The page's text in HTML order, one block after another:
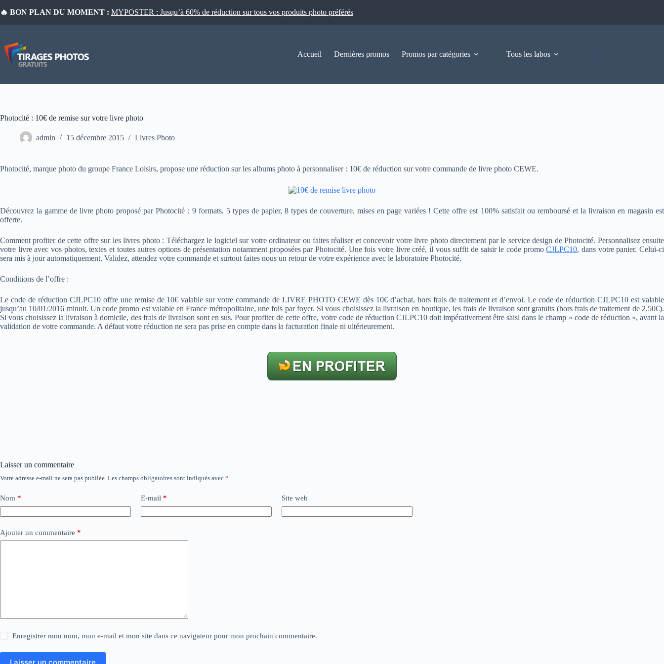
au
🔥 BON PLAN DU MOMENT : MYPOSTER : Jusqu’à 60% de réduction sur tous vos produits photo préférés
Accueil Dernières promos Promos par catégories Tous les labos
Photocité : 10€ de remise sur votre livre photo
admin 15 décembre 2015 Livres Photo
Photocité, marque photo du groupe France Loisirs, propose une réduction sur les albums photo à personnaliser : 10€ de réduction sur votre commande de livre photo CEWE.
Découvrez la gamme de livre photo proposé par Photocité : 9 formats, 5 types de papier, 8 types de couverture, mises en page variées ! Cette offre est 100% satisfait ou remboursé et la livraison en magasin est
offerte.
Comment profiter de cette offre sur les livres photo : Téléchargez le logiciel sur votre ordinateur ou faites réaliser et concevoir votre livre photo directement par le service design de Photocité. Personnalisez ensuite
votre livre avec vos photos, textes et toutes autres options de présentation notamment proposées par Photocité. Une fois votre livre créé, il vous suffit de saisir le code promoCJLPC10, dans votre panier. Celui-ci
sera mis à jour automatiquement. Validez, attendez votre commande et surtout faites nous un retour de votre expérience avec le laboratoire Photocité.
Conditions de l’offre :
Le code de réduction CJLPC10 offre une remise de 10€ valable sur votre commande de LIVRE PHOTO CEWE dès 10€ d’achat, hors frais de traitement et d’envoi. Le code de réduction CJLPC10 est valable
jusqu’au 10/01/2016 minuit. Un code promo est valable en France métropolitaine, une fois par foyer. Si vous choisissez la livraison en boutique, les frais de livraison sont gratuits (hors frais de traitement de 2.50€).
Si vous choisissez la livraison à domicile, des frais de livraison sont en sus. Pour profiter de cette offre, votre code de réduction CJLPC10 doit impérativement être saisi dans le champ « code de réduction », avant la
validation de votre commande. A défaut votre réduction ne sera pas prise en compte dans la facturation finale ni ultérieurement.
Laisser un commentaire
Votre adresse e-mail ne sera pas publiée. Les champs obligatoires sont indiqués avec *
Nom * E-mail * Site web
Ajouter un commentaire *
Enregistrer mon nom, mon e-mail et mon site dans ce navigateur pour mon prochain commentaire.